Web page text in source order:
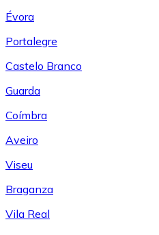
Évora
Portalegre
Castelo Branco
Guarda
Coímbra
Aveiro
Viseu
Braganza
Vila Real